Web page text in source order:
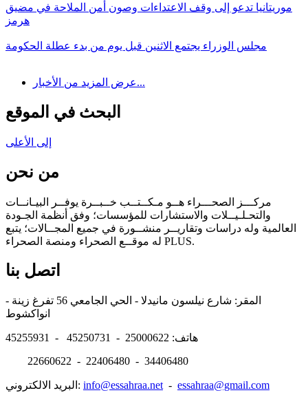
موريتانيا تدعو إلى وقف الاعتداءات وصون أمن الملاحة في مضيق
هرمز
مجلس الوزراء يجتمع الاثنين قبل يوم من بدء عطلة الحكومة
عرض المزيد من الأخبار...
البحث في الموقع
إلى الأعلى
من نحن
مركـــز الصحـــراء هــو مـكــتــب خــبــرة يوفــر البيـانــات
والتحـلـيــلات والاستشارات للمؤسسات؛ وفق أنظمة الجـودة
العالمية وله دراسات وتقاريــر منشــورة في جميع المجــالات؛ يتبع
له موقــع الصحراء ومنصة الصحراء PLUS.
اتصل بنا
المقر: شارع نيلسون مانيدلا - الحي الجامعي 56 تفرغ زينة -
هاتف: 25000622 - 45250731 - 45255931
22660622 - 22406480 - 34406480
البريد الالكتروني: info@essahraa.net - essahraa@gmail.com